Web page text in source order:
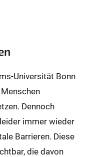
Universität Bonn
Dennoch
immer wieder
Barrieren. Diese
die davon